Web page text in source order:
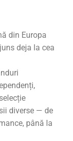
din Europa
deja la cea
diverse — de
până la